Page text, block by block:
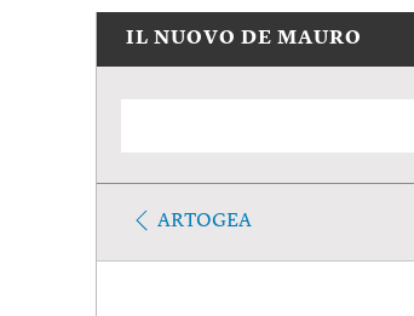
IL NUOVO DE MAURO
ARTOGEA